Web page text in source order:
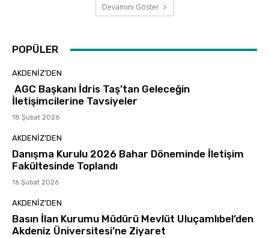
Devamını Göster
POPÜLER
AKDENIZ'DEN
AGC Başkanı İdris Taş’tan Geleceğin
İletişimcilerine Tavsiyeler
18 Şubat 2026
AKDENIZ'DEN
Danışma Kurulu 2026 Bahar Döneminde İletişim
Fakültesinde Toplandı
16 Şubat 2026
AKDENIZ'DEN
Basın İlan Kurumu Müdürü Mevlüt Uluçamlıbel’den
Akdeniz Üniversitesi’ne Ziyaret